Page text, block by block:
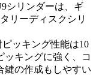
シリンダーは、ギ
リーディスクシリ
ッキング性能は10
ッキングに強く、コ
鍵の作成もしやすい